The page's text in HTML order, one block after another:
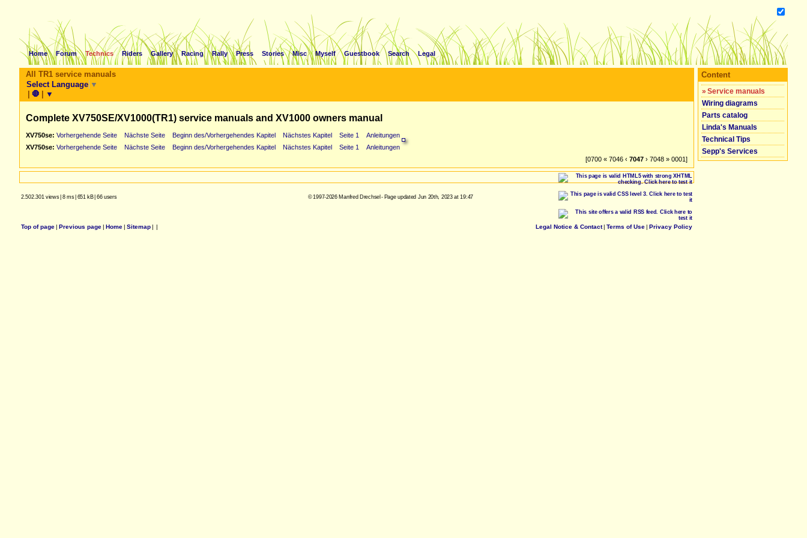
Home Forum Technics Riders Gallery Racing Rally Press Stories Misc Myself Guestbook Search Legal
All TR1 service manuals
Select Language ▼
| 🛑 | ▼
Complete XV750SE/XV1000(TR1) service manuals and XV1000 owners manual
XV750se: Vorhergehende Seite Nächste Seite Beginn des/Vorhergehendes Kapitel Nächstes Kapitel Seite 1
Anleitungen
XV750se: Vorhergehende Seite Nächste Seite Beginn des/Vorhergehendes Kapitel Nächstes Kapitel Seite 1
Anleitungen
[0700 « 7046 ‹ 7047 › 7048 » 0001]
Content
» Service manuals
Wiring diagrams
Parts catalog
Linda's Manuals
Technical Tips
Sepp's Services
2.502.301 views| 8 ms| 651 kB| 66 users © 1997-2026 Manfred Drechsel - Page updated Jun 20th, 2023 at 19:47
Top of page| Previous page| Home| Sitemap| | Legal Notice & Contact| Terms of Use| Privacy Policy